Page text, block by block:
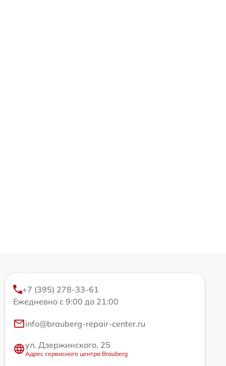
+7 (395) 278-33-61
Ежедневно с 9:00 до 21:00
info@brauberg-repair-center.ru
ул. Дзержинского, 25
Адрес сервисного центра Brauberg